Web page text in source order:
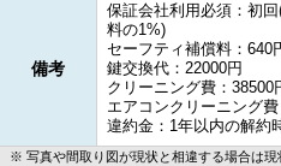
備考
保証会社利用必須：初
料の1%)
セーフティ補償料：640
鍵交換代：22000円
クリーニング費：38500
エアコンクリーニング費
違約金：1年以内の解約
写真や間取り図が現状と相違する場合は現